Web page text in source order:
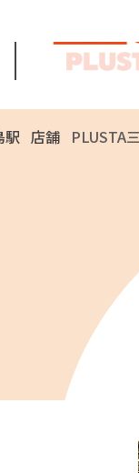
駅 店舗 PLUSTA